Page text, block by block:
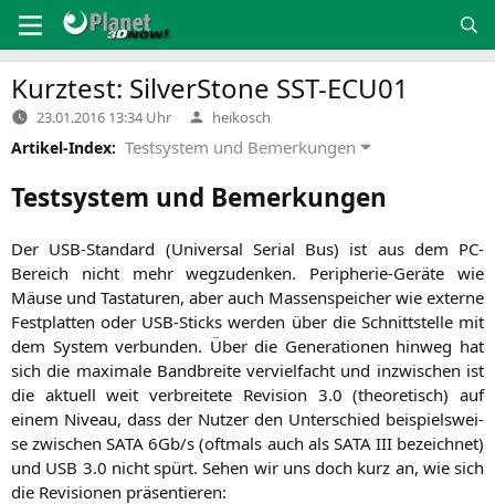
Inhalt
springen
Kurztest: SilverStone SST-ECU01
23.01.2016 13:34 Uhr Verfasst
von
heikosch
Artikel-Index: Testsystem und Bemerkungen
Testsystem und Bemerkungen
Der USB-Stan­dard (Uni­ver­sal Seri­al Bus) ist aus dem PC-
Bereich nicht mehr weg­zu­den­ken. Peri­phe­rie-Gerä­te wie
Mäu­se und Tas­ta­tu­ren, aber auch Mas­sen­spei­cher wie exter­ne
Fest­plat­ten oder USB-Sticks wer­den über die Schnitt­stel­le mit
dem Sys­tem ver­bun­den. Über die Gene­ra­tio­nen hin­weg hat
sich die maxi­ma­le Band­brei­te ver­viel­facht und inzwi­schen ist
die aktu­ell weit ver­brei­te­te Revi­si­on 3.0 (theo­re­tisch) auf
einem Niveau, dass der Nut­zer den Unter­schied bei­spiels­wei­
se zwi­schenSATA 6Gb/s (oft­mals auch als SATA IIIbezeich­net)
und USB 3.0 nicht spürt. Sehen wir uns doch kurz an, wie sich
die Revi­sio­nen präsentieren: